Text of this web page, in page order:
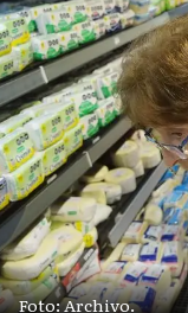
Foto: Archivo.